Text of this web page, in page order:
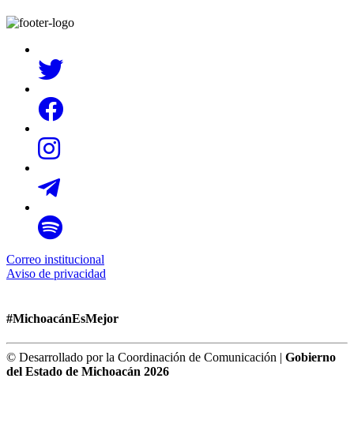
Correo institucional
Aviso de privacidad
#MichoacánEsMejor
© Desarrollado por la Coordinación de Comunicación | Gobierno
del Estado de Michoacán 2026